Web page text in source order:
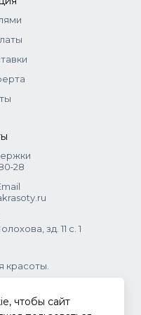
зд. 11 с. 1
красоты.
чтобы сайт